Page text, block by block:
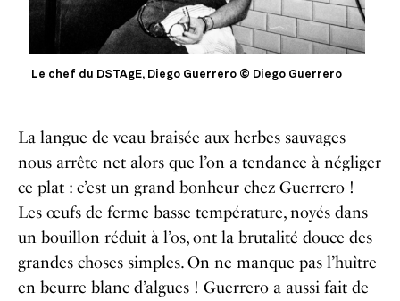
Le chef du DSTAgE, Diego Guerrero © Diego Guerrero
La langue de veau braisée aux herbes sauvages
nous arrête net alors que l’on a tendance à négliger
ce plat : c’est un grand bonheur chez Guerrero !
Les œufs de ferme basse température, noyés dans
un bouillon réduit à l’os, ont la brutalité douce des
grandes choses simples. On ne manque pas l’huître
en beurre blanc d’algues ! Guerrero a aussi fait de